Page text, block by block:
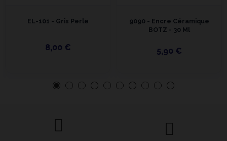
EL-101 - Gris Perle
8,00 €
9090 - Encre Céramique
BOTZ - 30 Ml
5,90 €